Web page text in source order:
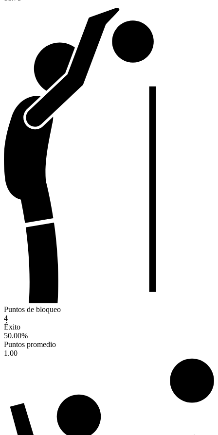
Puntos de bloqueo
4
Éxito
50.00%
Puntos promedio
1.00